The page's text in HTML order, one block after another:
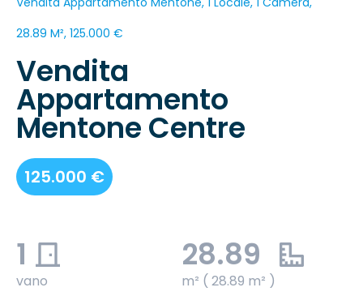
28.89 M², 125.000 €
Vendita
Appartamento
Mentone Centre
125.000 €
1
vano
28.89
m² ( 28.89 m² )